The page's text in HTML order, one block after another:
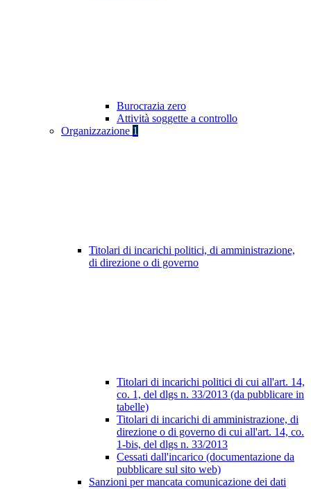
Burocrazia zero
Attività soggette a controllo
Organizzazione 1
Titolari di incarichi politici, di amministrazione,
di direzione o di governo
Titolari di incarichi politici di cui all'art. 14,
co. 1, del dlgs n. 33/2013 (da pubblicare in
tabelle)
Titolari di incarichi di amministrazione, di
direzione o di governo di cui all'art. 14, co.
1-bis, del dlgs n. 33/2013
Cessati dall'incarico (documentazione da
pubblicare sul sito web)
Sanzioni per mancata comunicazione dei dati